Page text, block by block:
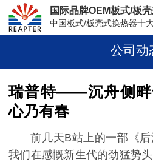
国际品牌OEM板式/板
中国板式/板壳式换热器十
板壳式换
公司动
瑞普特——沉舟侧畔
心乃有春
前几天B站上的一部《
我们在感慨新生代的劲猛势